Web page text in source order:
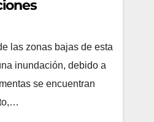
las zonas bajas de esta
inundación, debido a
se encuentran